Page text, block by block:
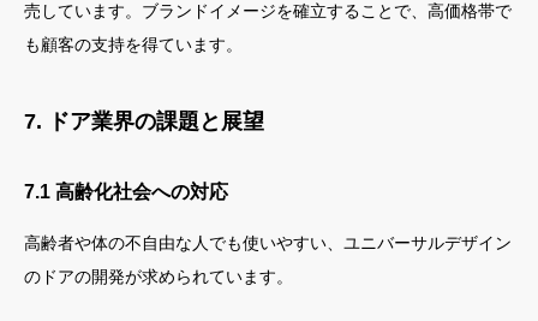
売しています。ブランドイメージを確立することで、高価格帯で
も顧客の支持を得ています。
7. ドア業界の課題と展望
7.1 高齢化社会への対応
高齢者や体の不自由な人でも使いやすい、ユニバーサルデザイン
のドアの開発が求められています。